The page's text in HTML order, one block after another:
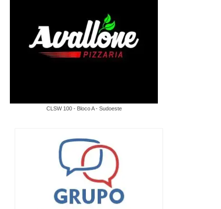
CLSW 100 - Bloco A - Sudoeste